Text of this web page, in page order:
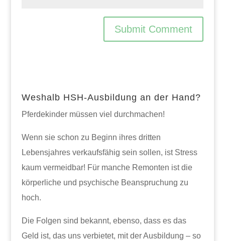
Weshalb HSH-Ausbildung an der Hand?
Pferdekinder müssen viel durchmachen!
Wenn sie schon zu Beginn ihres dritten
Lebensjahres verkaufsfähig sein sollen, ist Stress
kaum vermeidbar! Für manche Remonten ist die
körperliche und psychische Beanspruchung zu
hoch.
Die Folgen sind bekannt, ebenso, dass es das
Geld ist, das uns verbietet, mit der Ausbildung – so